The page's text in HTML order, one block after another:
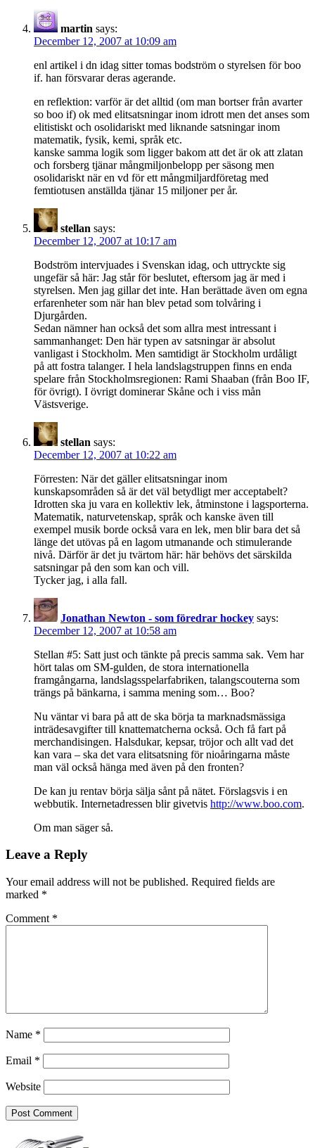
martin says:
December 12, 2007 at 10:09 am
enl artikel i dn idag sitter tomas bodström o styrelsen för boo
if. han försvarar deras agerande.
en reflektion: varför är det alltid (om man bortser från avarter
so boo if) ok med elitsatsningar inom idrott men det anses som
elitistiskt och osolidariskt med liknande satsningar inom
matematik, fysik, kemi, språk etc.
kanske samma logik som ligger bakom att det är ok att zlatan
och forsberg tjänar mångmiljonbelopp per säsong men
osolidariskt när en vd för ett mångmiljardföretag med
femtiotusen anställda tjänar 15 miljoner per år.
stellan says:
December 12, 2007 at 10:17 am
Bodström intervjuades i Svenskan idag, och uttryckte sig
ungefär så här: Jag står för beslutet, eftersom jag är med i
styrelsen. Men jag gillar det inte. Han berättade även om egna
erfarenheter som när han blev petad som tolvåring i
Djurgården.
Sedan nämner han också det som allra mest intressant i
sammanhanget: Den här typen av satsningar är absolut
vanligast i Stockholm. Men samtidigt är Stockholm urdåligt
på att fostra talanger. I hela landslagstruppen finns en enda
spelare från Stockholmsregionen: Rami Shaaban (från Boo IF,
för övrigt). I övrigt dominerar Skåne och i viss mån
Västsverige.
stellan says:
December 12, 2007 at 10:22 am
Förresten: När det gäller elitsatsningar inom
kunskapsområden så är det väl betydligt mer acceptabelt?
Idrotten ska ju vara en kollektiv lek, åtminstone i lagsporterna.
Matematik, naturvetenskap, språk och kanske även till
exempel musik borde också vara en lek, men blir bara det så
länge det utövas på en lagom utmanande och stimulerande
nivå. Därför är det ju tvärtom här: här behövs det särskilda
satsningar på den som kan och vill.
Tycker jag, i alla fall.
Jonathan Newton - som föredrar hockey says:
December 12, 2007 at 10:58 am
Stellan #5: Satt just och tänkte på precis samma sak. Vem har
hört talas om SM-gulden, de stora internationella
framgångarna, landslagsspelarfabriken, talangscouterna som
trängs på bänkarna, i samma mening som… Boo?
Nu väntar vi bara på att de ska börja ta marknadsmässiga
inträdesavgifter till knattematcherna också. Och få fart på
merchandisingen. Halsdukar, kepsar, tröjor och allt vad det
kan vara – ska det vara elitsatsning för nioåringarna måste
man väl också hänga med även på den fronten?
De kan ju rentav börja sälja sånt på nätet. Förslagsvis i en
webbutik. Internetadressen blir givetvis http://www.boo.com.
Om man säger så.
Leave a Reply
Your email address will not be published. Required fields are
marked *
Comment *
Name *
Email *
Website